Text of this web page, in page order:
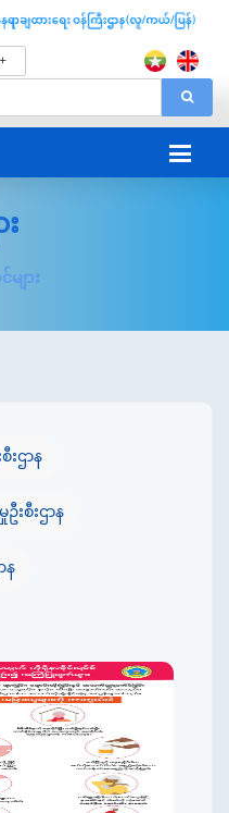
ျား
းဌာန
းစီးဌာန
န